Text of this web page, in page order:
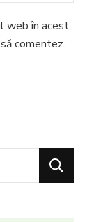
web în acest
comentez.